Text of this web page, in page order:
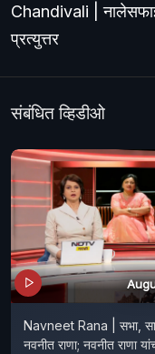
Chandivali | नालेसफाई
प्रत्युत्तर
संबंधित व्हिडीओ
Navneet Rana | सभा,
नवनीत राणा; नवनीत राणा